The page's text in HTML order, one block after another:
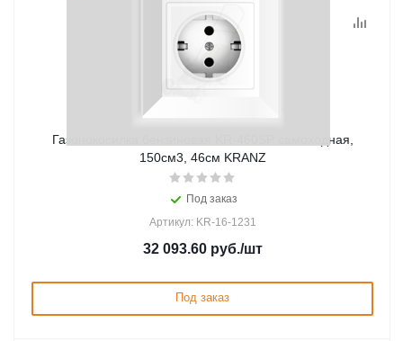
Газонокосилка бензиновая KR-460SP самоxодная,
150см3, 46см KRANZ
Под заказ
Артикул: KR-16-1231
32 093.60руб./шт
Под заказ